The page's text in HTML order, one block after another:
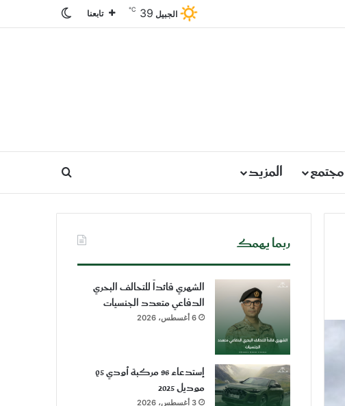
الجبيل 39
℃ تابعنا الوضع المظلم
مجتمع المزيد بحث عن
ربما يهمك
الشهري قائداً للتحالف البحري
الدفاعي متعدد الجنسيات
6 أغسطس، 2026
إستدعاء 96 مركبة أودي Q5
موديل 2025
3 أغسطس، 2026